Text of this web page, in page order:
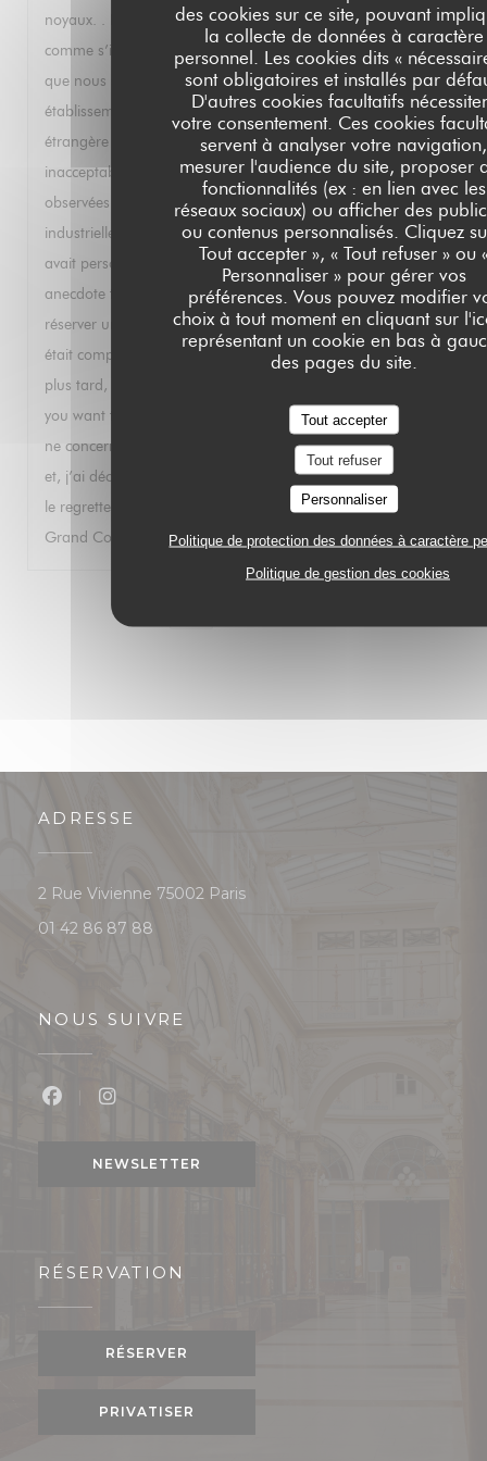
des cookies sur ce site, pouvant
la collecte de données à caractère
personnel. Les cookies dits «
sont obligatoires et installés par
D'autres cookies facultatifs
votre consentement. Ces cookies
servent à analyser votre navigation,
mesurer l'audience du site, proposer
fonctionnalités (ex : en lien avec les
réseaux sociaux) ou afficher des
ou contenus personnalisés. Cliquez
Tout accepter », « Tout refuser » ou
Personnaliser » pour gérer vos
préférences. Vous pouvez modifier
choix à tout moment en cliquant sur
représentant un cookie en bas à
des pages du site.
Tout accepter
Tout refuser
Personnaliser
Politique de protection des données à caractère
Politique de gestion des cookies
noyaux. . Le Paris Brest commandé par la suite était sec
comme s’il avait été préparé il y a plusieurs jours. Je sais
que nous sommes au mois d’août et que votre
établissement travaille essentiellement avec un clientèle
étrangère moins exigeante mais je trouve tout cela
inacceptable. Cela fait suite à d’autres déconvenues
observées lors de mes précédents passages: mayonnaise
industrielle avec un homard parce que, dixit le serveur, il n’y
avait personne pour faire la mayonnaise ce jour là. Autre
anecdote très instructive : j’ai téléphoné un soir pour
réserver une table et il m’a été répondu que le restaurant
était complet. Ayant réessayé en anglais quelques minutes
plus tard, j’ai eu droit à un « of course sir, at what time do
you want to book »? Cela s’appelle de la discrimination qui
ne concerne pas que les personnes racisees. Pour toutes ces
et, j’ai décidé de rayer votre établissement de mes listes et je
le regrette car j’ai autrefois passé d’excellents moments au
Grand Colbert. Bien à vous. Gwénolé JAN
ADRESSE
2 Rue Vivienne 75002 Paris((ouvre une nouvelle fenêtre))
01 42 86 87 88
NOUS SUIVRE
NEWSLETTER
RÉSERVATION
RÉSERVER
PRIVATISER